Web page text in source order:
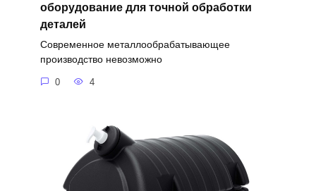
оборудование для точной обработки
деталей
Современное металлообрабатывающее
производство невозможно
0 4